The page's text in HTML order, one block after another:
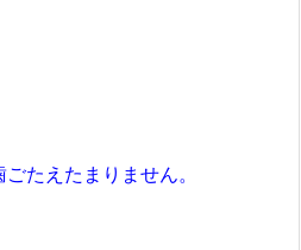
たえたまりません。